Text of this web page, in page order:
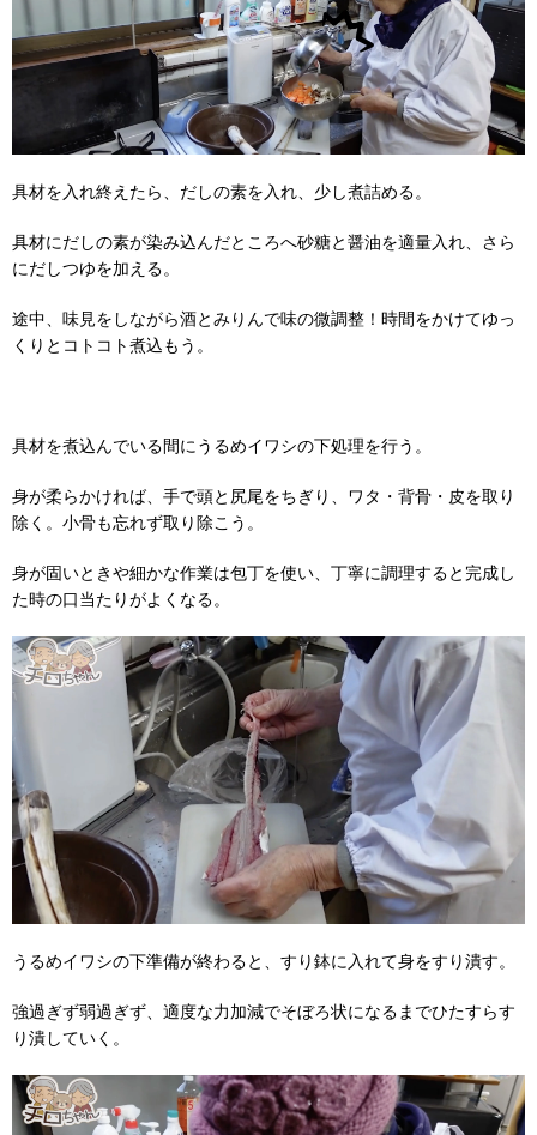
具材を入れ終えたら、だしの素を入れ、少し煮詰める。
具材にだしの素が染み込んだところへ砂糖と醤油を適量入れ、さら
にだしつゆを加える。
途中、味見をしながら酒とみりんで味の微調整！時間をかけてゆっ
くりとコトコト煮込もう。
具材を煮込んでいる間にうるめイワシの下処理を行う。
身が柔らかければ、手で頭と尻尾をちぎり、ワタ・背骨・皮を取り
除く。小骨も忘れず取り除こう。
身が固いときや細かな作業は包丁を使い、丁寧に調理すると完成し
た時の口当たりがよくなる。
うるめイワシの下準備が終わると、すり鉢に入れて身をすり潰す。
強過ぎず弱過ぎず、適度な力加減でそぼろ状になるまでひたすらす
り潰していく。